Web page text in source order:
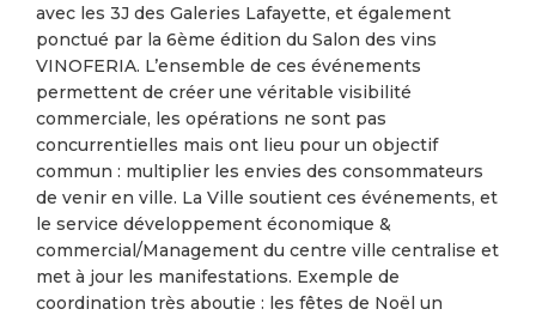
avec les 3J des Galeries Lafayette, et également
ponctué par la 6ème édition du Salon des vins
VINOFERIA. L’ensemble de ces événements
permettent de créer une véritable visibilité
commerciale, les opérations ne sont pas
concurrentielles mais ont lieu pour un objectif
commun : multiplier les envies des consommateurs
de venir en ville. La Ville soutient ces événements, et
le service développement économique &
commercial/Management du centre ville centralise et
met à jour les manifestations. Exemple de
coordination très aboutie : les fêtes de Noël un